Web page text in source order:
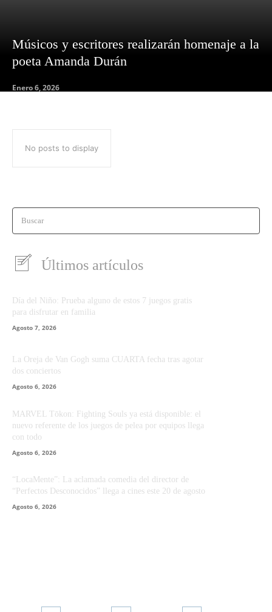
Músicos y escritores realizarán homenaje a la
poeta Amanda Durán
Enero 6, 2026
No posts to display
Buscar
Últimos artículos
Día del Niño: Prueba alguno de estos 7 juegos gratis
para disfrutar en familia
Agosto 7, 2026
La Oreja de Van Gogh suma CUARTA fecha tras agotar
dos conciertos
Agosto 6, 2026
MARVEL Tōkon: Fighting Souls ya está disponible: el
nuevo referente de los juegos de pelea por equipos llega
con todo
Agosto 6, 2026
“LocaMente”: La aclamada comedia del director de
“Perfectos Desconocidos” llega a cines este 20 de agosto
Agosto 6, 2026